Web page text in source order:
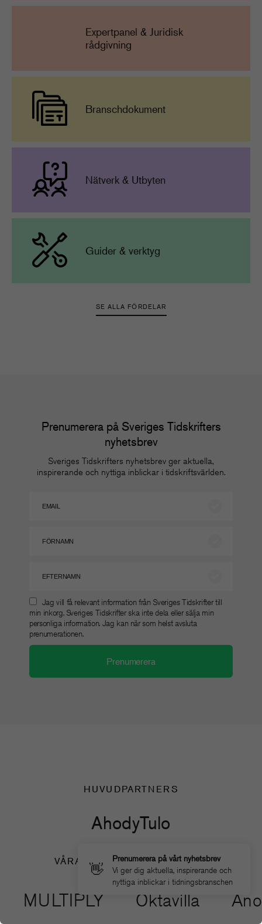
👋
Prenumerera på vårt nyhetsbrev
Vi ger dig aktuella, inspirerande och
nyttiga inblickar i tidningsbranschen
Expertpanel & Juridisk
rådgivning
Branschdokument
Nätverk & Utbyten
Guider & verktyg
SE ALLA FÖRDELAR
Prenumerera på Sveriges Tidskrifters
nyhetsbrev
Sveriges Tidskrifters nyhetsbrev ger aktuella,
inspirerande och nyttiga inblickar i tidskriftsvärlden.
Jag vill få relevant information från Sveriges Tidskrifter till
min inkorg. Sveriges Tidskrifter ska inte dela eller sälja min
personliga information. Jag kan när som helst avsluta
prenumerationen.
HUVUDPARTNERS
AhodyTulo
VÅRA SAMARBETSPARTNERS
Oktavilla Another